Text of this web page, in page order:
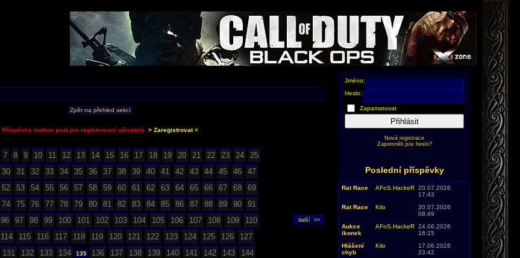
Zpět na přehled sekcí
Příspěvky mohou psát jen registrovaní uživatelé. > Zaregistrovat <
7 8 9 10 11 12 13 14 15 16 17 18 19 20 21 22 23 24
25
30 31 32 33 34 35 36 37 38 39 40 41 42 43 44 45 46
47
52 53 54 55 56 57 58 59 60 61 62 63 64 65 66 67 68
69
74 75 76 77 78 79 80 81 82 83 84 85 86 87 88 89 90
91
96 97 98 99 100 101 102 103 104 105 106 107 108 109
110
114 115 116 117 118 119 120 121 122 123 124 125 126
127
131 132 133 134 135 136 137 138 139 140 141 142 143
144
Jméno:
Heslo:
Zapamatovat
Přihlásit
Nová registrace
Zapomněli jste heslo?
Poslední příspěvky
Rat Race AFoS.HackeR 20.07.2026
17:43
Rat Race
Kilo
20.07.2026
08:49
Aukce
ikonek
AFoS.HackeR 24.06.2026
16:15
Hlášení
chyb
Kilo
17.06.2026
23:42